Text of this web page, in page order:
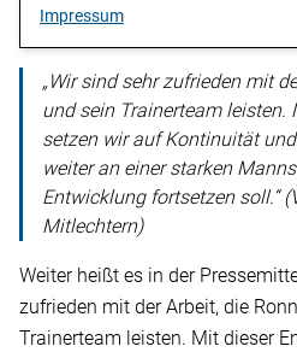
Impressum
„Wir sind sehr zufrieden mit
und sein Trainerteam leisten.
setzen wir auf Kontinuität
weiter an einer starken
Entwicklung fortsetzen soll.“
Mitlechtern)
Weiter heißt es in der
zufrieden mit der Arbeit, die
Trainerteam leisten. Mit dieser